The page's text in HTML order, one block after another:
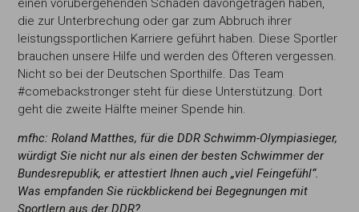
einen vorübergehenden Schaden davongetragen haben,
die zur Unterbrechung oder gar zum Abbruch ihrer
leistungssportlichen Karriere geführt haben. Diese Sportler
brauchen unsere Hilfe und werden des Öfteren vergessen.
Nicht so bei der Deutschen Sporthilfe. Das Team
#comebackstronger steht für diese Unterstützung. Dort
geht die zweite Hälfte meiner Spende hin.
mfhc:Roland Matthes, für die DDR Schwimm-Olympiasieger,
würdigt Sie nicht nur als einen der besten Schwimmer der
Bundesrepublik, erattestiert Ihnen auch „viel Feingefühl“.
Wasempfanden Sie rückblickend bei Begegnungen mit
Sportlern aus der DDR?